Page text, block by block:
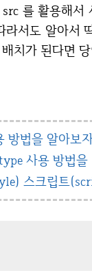
서도 알아서
치가 된다면
방법을 알아보
사용 방법을
스크립트